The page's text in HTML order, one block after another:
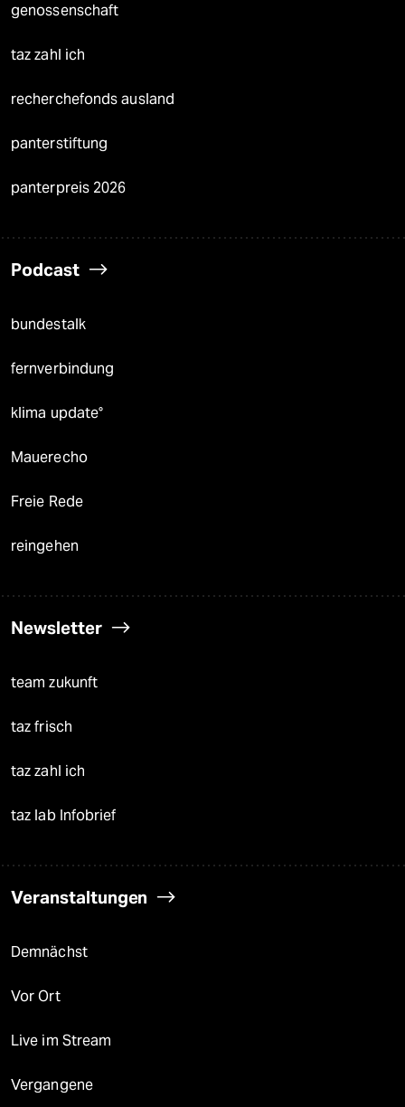
genossenschaft
taz zahl ich
recherchefonds ausland
panterstiftung
panterpreis 2026
Podcast
bundestalk
fernverbindung
klima update°
Mauerecho
Freie Rede
reingehen
Newsletter
team zukunft
taz frisch
taz zahl ich
taz lab Infobrief
Veranstaltungen
Demnächst
Vor Ort
Live im Stream
Vergangene